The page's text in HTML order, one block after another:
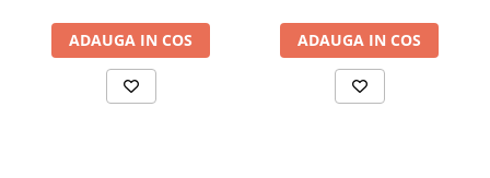
ADAUGA IN COS ADAUGA IN COS